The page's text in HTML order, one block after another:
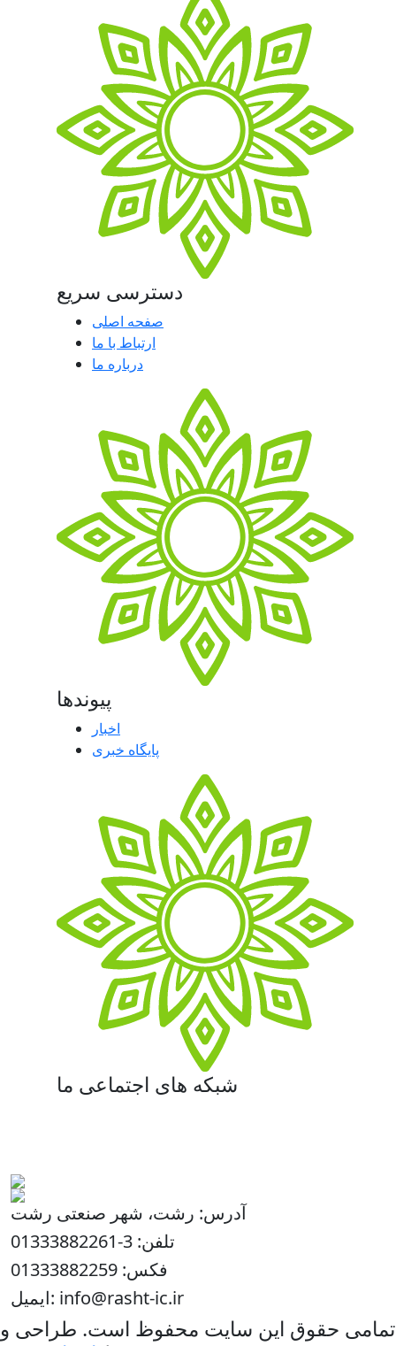
دسترسی سریع
صفحه اصلی
ارتباط با ما
درباره ما
پیوندها
اخبار
پایگاه خبری
شبکه های اجتماعی ما
آدرس: رشت، شهر صنعتی رشت
تلفن: 3-01333882261
فکس: 01333882259
ایمیل: info@rasht-ic.ir
تمامی حقوق این سایت محفوظ است. طراحی و